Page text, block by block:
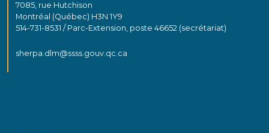
7085, rue Hutchison
Montréal (Québec) H3N 1Y9
514-731-8531 / Parc-Extension, poste 46652 (secrétariat)
sherpa.dlm@ssss.gouv.qc.ca